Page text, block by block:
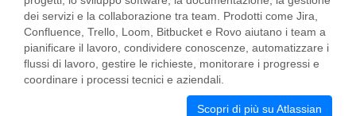
dei servizi e la collaborazione tra team. Prodotti come Jira,
Confluence, Trello, Loom, Bitbucket e Rovo aiutano i team a
pianificare il lavoro, condividere conoscenze, automatizzare i
flussi di lavoro, gestire le richieste, monitorare i progressi e
coordinare i processi tecnici e aziendali.
Scopri di più su Atlassian